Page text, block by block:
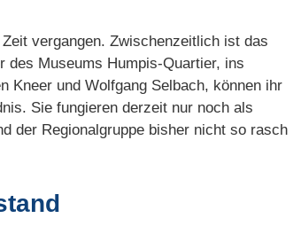
vergangen. Zwischenzeitlich ist das
des Museums Humpis-Quartier, ins
Kneer und Wolfgang Selbach, können ihr
Sie fungieren derzeit nur noch als
der Regionalgruppe bisher nicht so rasch